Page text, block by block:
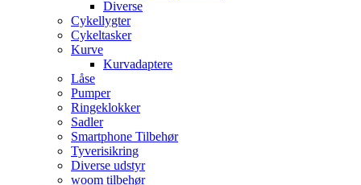
Diverse
Cykellygter
Cykeltasker
Kurve
Kurvadaptere
Låse
Pumper
Ringeklokker
Sadler
Smartphone Tilbehør
Tyverisikring
Diverse udstyr
woom tilbehør